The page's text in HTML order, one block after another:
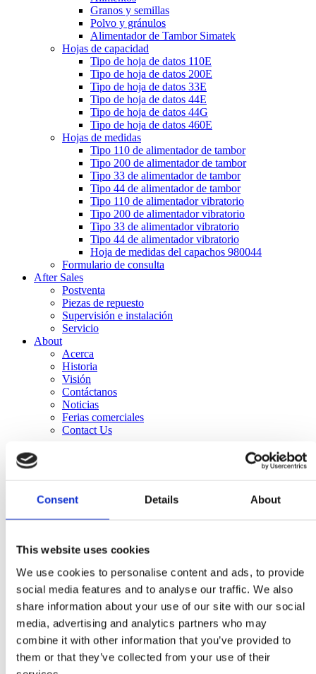
Consent Details About
This website uses cookies
We use cookies to personalise content and ads, to provide
social media features and to analyse our traffic. We also
share information about your use of our site with our social
media, advertising and analytics partners who may
combine it with other information that you’ve provided to
them or that they’ve collected from your use of their
Granos y semillas
Polvo y gránulos
Alimentador de Tambor Simatek
Hojas de capacidad
Tipo de hoja de datos 110E
Tipo de hoja de datos 200E
Tipo de hoja de datos 33E
Tipo de hoja de datos 44E
Tipo de hoja de datos 44G
Tipo de hoja de datos 460E
Hojas de medidas
Tipo 110 de alimentador de tambor
Tipo 200 de alimentador de tambor
Tipo 33 de alimentador de tambor
Tipo 44 de alimentador de tambor
Tipo 110 de alimentador vibratorio
Tipo 200 de alimentador vibratorio
Tipo 33 de alimentador vibratorio
Tipo 44 de alimentador vibratorio
Hoja de medidas del capachos 980044
Formulario de consulta
After Sales
Postventa
Piezas de repuesto
Supervisión e instalación
Servicio
About
Acerca
Historia
Visión
Contáctanos
Noticias
Ferias comerciales
Contact Us